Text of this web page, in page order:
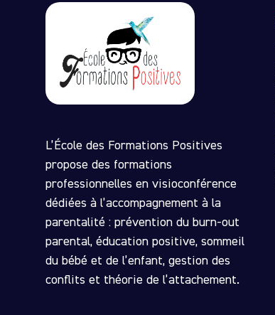
L’École des Formations Positives
propose des formations
professionnelles en visioconférence
dédiées à l’accompagnement à la
parentalité : prévention du burn-out
parental, éducation positive, sommeil
du bébé et de l’enfant, gestion des
conflits et théorie de l’attachement.